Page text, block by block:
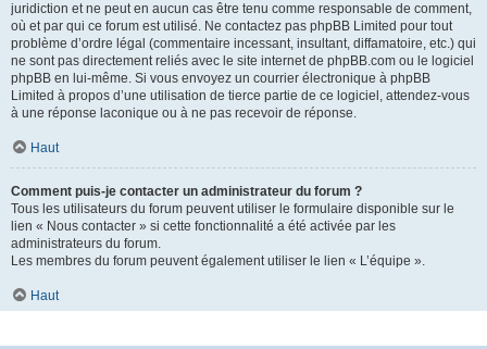
juridiction et ne peut en aucun cas être tenu comme responsable de comment,
où et par qui ce forum est utilisé. Ne contactez pas phpBB Limited pour tout
problème d’ordre légal (commentaire incessant, insultant, diffamatoire, etc.) qui
ne sont pas directement reliés avec le site internet de phpBB.com ou le logiciel
phpBB en lui-même. Si vous envoyez un courrier électronique à phpBB
Limited à propos d’une utilisation de tierce partie de ce logiciel, attendez-vous
à une réponse laconique ou à ne pas recevoir de réponse.
Haut
Comment puis-je contacter un administrateur du forum ?
Tous les utilisateurs du forum peuvent utiliser le formulaire disponible sur le
lien « Nous contacter » si cette fonctionnalité a été activée par les
administrateurs du forum.
Les membres du forum peuvent également utiliser le lien « L’équipe ».
Haut